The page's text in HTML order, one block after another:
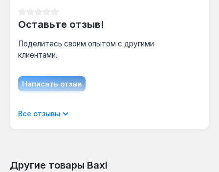
Оставьте отзыв!
Поделитесь своим опытом с другими
клиентами.
Написать отзыв
Отображать отзывы только на текущем
Все отзывы
Другие товары Baxi